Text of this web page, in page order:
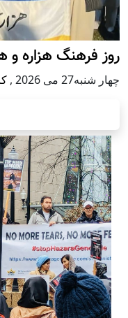
روز فرهنگ هزاره و
چهار شنبه27 می 2026 ,